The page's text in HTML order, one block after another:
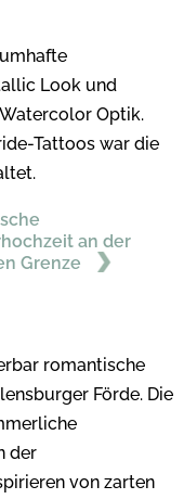
Look und
Optik.
Tattoos war die
an der
Grenze
romantische
Förde. Die
der
von zarten